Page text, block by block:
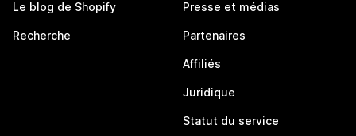
Le blog de Shopify
Recherche
Presse et médias
Partenaires
Affiliés
Juridique
Statut du service